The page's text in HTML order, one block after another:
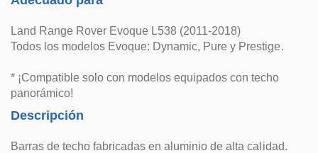
Land Range Rover Evoque L538 (2011-2018)
Todos los modelos Evoque: Dynamic, Pure y Prestige.
* ¡Compatible solo con modelos equipados con techo
panorámico!
Descripción
Barras de techo fabricadas en aluminio de alta calidad.